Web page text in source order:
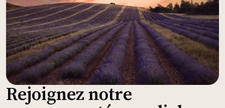
Rejoignez notre